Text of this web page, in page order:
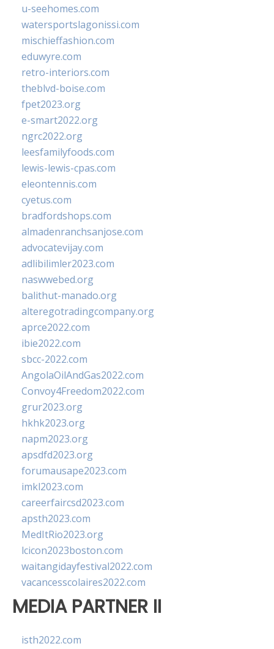
u-seehomes.com
watersportslagonissi.com
mischieffashion.com
eduwyre.com
retro-interiors.com
theblvd-boise.com
fpet2023.org
e-smart2022.org
ngrc2022.org
leesfamilyfoods.com
lewis-lewis-cpas.com
eleontennis.com
cyetus.com
bradfordshops.com
almadenranchsanjose.com
advocatevijay.com
adlibilimler2023.com
naswwebed.org
balithut-manado.org
alteregotradingcompany.org
aprce2022.com
ibie2022.com
sbcc-2022.com
AngolaOilAndGas2022.com
Convoy4Freedom2022.com
grur2023.org
hkhk2023.org
napm2023.org
apsdfd2023.org
forumausape2023.com
imkl2023.com
careerfaircsd2023.com
apsth2023.com
MedItRio2023.org
lcicon2023boston.com
waitangidayfestival2022.com
vacancesscolaires2022.com
MEDIA PARTNER II
isth2022.com